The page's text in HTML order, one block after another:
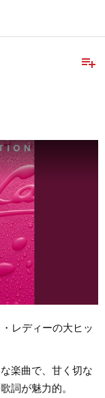
playlist_add
レディーの大ヒッ
楽曲で、甘く切な
詞が魅力的。